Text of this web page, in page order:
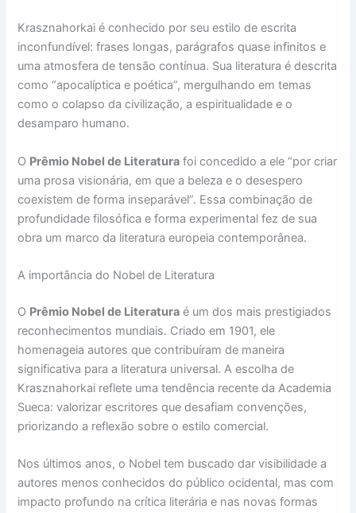
Krasznahorkai é conhecido por seu estilo de escrita
inconfundível: frases longas, parágrafos quase infinitos e
uma atmosfera de tensão contínua. Sua literatura é descrita
como “apocalíptica e poética”, mergulhando em temas
como o colapso da civilização, a espiritualidade e o
desamparo humano.
O Prêmio Nobel de Literatura foi concedido a ele “por criar
uma prosa visionária, em que a beleza e o desespero
coexistem de forma inseparável”. Essa combinação de
profundidade filosófica e forma experimental fez de sua
obra um marco da literatura europeia contemporânea.
A importância do Nobel de Literatura
O Prêmio Nobel de Literatura é um dos mais prestigiados
reconhecimentos mundiais. Criado em 1901, ele
homenageia autores que contribuíram de maneira
significativa para a literatura universal. A escolha de
Krasznahorkai reflete uma tendência recente da Academia
Sueca: valorizar escritores que desafiam convenções,
priorizando a reflexão sobre o estilo comercial.
Nos últimos anos, o Nobel tem buscado dar visibilidade a
autores menos conhecidos do público ocidental, mas com
impacto profundo na crítica literária e nas novas formas